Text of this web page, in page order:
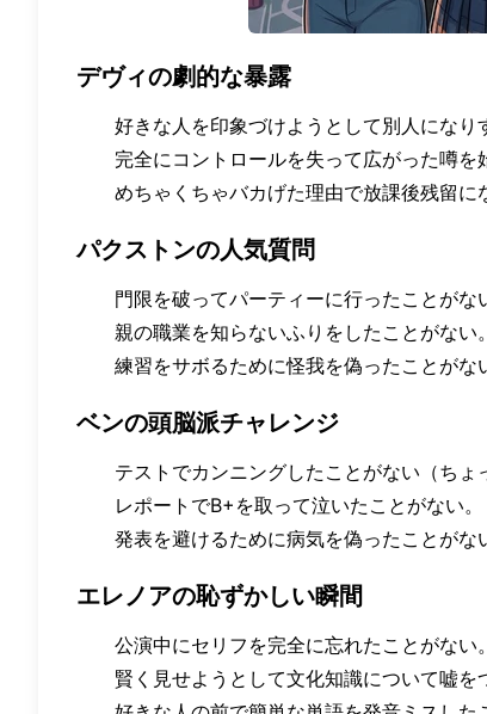
デヴィの劇的な暴露
好きな人を印象づけようとして別人になり
完全にコントロールを失って広がった噂を
めちゃくちゃバカげた理由で放課後残留に
パクストンの人気質問
門限を破ってパーティーに行ったことがな
親の職業を知らないふりをしたことがない。
練習をサボるために怪我を偽ったことがな
ベンの頭脳派チャレンジ
テストでカンニングしたことがない（ちょ
レポートでB+を取って泣いたことがない。
発表を避けるために病気を偽ったことがな
エレノアの恥ずかしい瞬間
公演中にセリフを完全に忘れたことがない。
賢く見せようとして文化知識について嘘を